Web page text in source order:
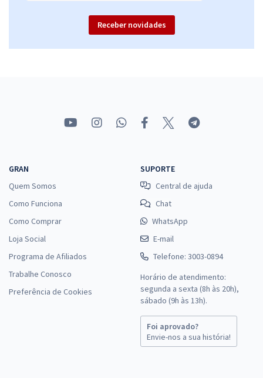
Receber novidades
GRAN
Quem Somos
Como Funciona
Como Comprar
Loja Social
Programa de Afiliados
Trabalhe Conosco
Preferência de Cookies
SUPORTE
Central de ajuda
Chat
WhatsApp
E-mail
Telefone: 3003-0894
Horário de atendimento:
segunda a sexta (8h às 20h),
sábado (9h às 13h).
Foi aprovado?
Envie-nos a sua história!